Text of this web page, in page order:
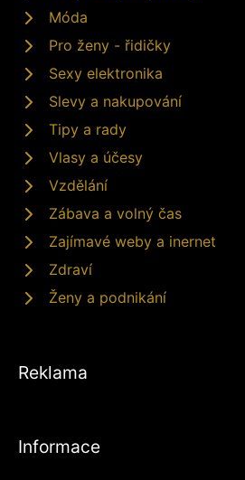
Móda
Pro ženy - řidičky
Sexy elektronika
Slevy a nakupování
Tipy a rady
Vlasy a účesy
Vzdělání
Zábava a volný čas
Zajímavé weby a inernet
Zdraví
Ženy a podnikání
Reklama
Informace